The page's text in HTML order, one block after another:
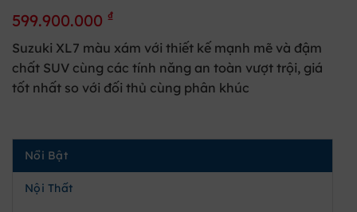
599.900.000 ₫
Suzuki XL7 màu xám với thiết kế mạnh mẽ và đậm
chất SUV cùng các tính năng an toàn vượt trội, giá
tốt nhất so với đối thủ cùng phân khúc
Nổi Bật
Nội Thất